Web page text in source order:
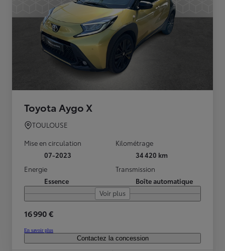
Toyota Aygo X
TOULOUSE
Mise en circulation
07-2023
Kilométrage
34 420 km
Energie
Essence
Transmission
Boîte automatique
Voir plus
16 990 €
En savoir plus
Contactez la concession